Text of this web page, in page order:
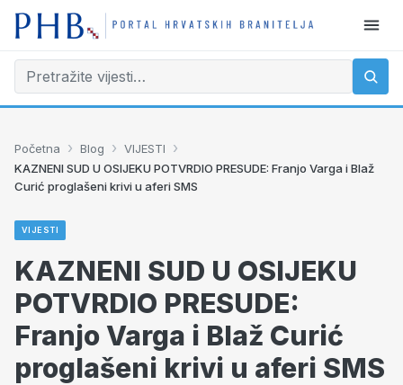
Početna › Blog › VIJESTI ›
KAZNENI SUD U OSIJEKU POTVRDIO PRESUDE: Franjo Varga i Blaž
Curić proglašeni krivi u aferi SMS
VIJESTI
KAZNENI SUD U OSIJEKU
POTVRDIO PRESUDE:
Franjo Varga i Blaž Curić
proglašeni krivi u aferi SMS